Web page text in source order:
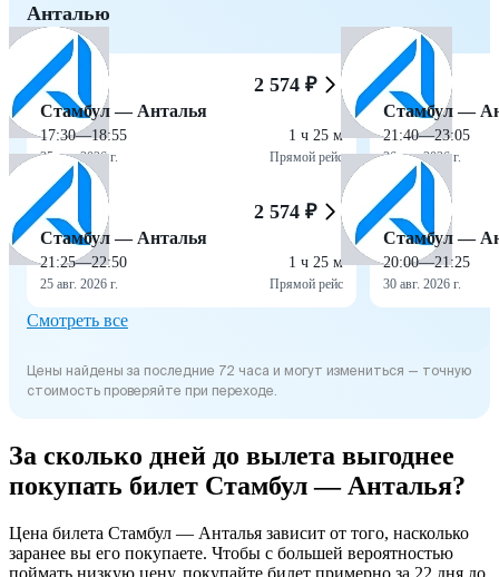
Анталью
2 574 ₽
Стамбул — Анталья
17:30—18:55
25 авг. 2026 г.
1 ч 25 м
Прямой рейс
2 574 ₽
Стамбул — Анталья
21:25—22:50
25 авг. 2026 г.
1 ч 25 м
Прямой рейс
Стамбул —
21:40—23:05
26 авг. 2026 г.
Стамбул —
20:00—21:25
30 авг. 2026 г.
Смотреть все
Цены найдены за последние 72 часа и могут измениться — точную
стоимость проверяйте при переходе.
За сколько дней до вылета выгоднее
покупать билет Стамбул — Анталья?
Цена билета Стамбул — Анталья зависит от того, насколько
заранее вы его покупаете. Чтобы с большей вероятностью
поймать низкую цену, покупайте билет примерно за 22 дня до